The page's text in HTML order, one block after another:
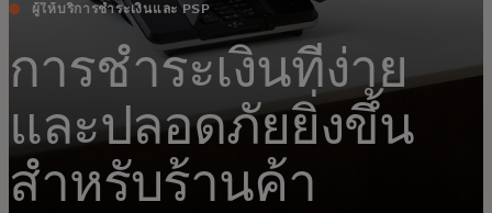
ผู้ให้บริการชำระเงินและ PSP
การชำระเงินที่ง่าย
และปลอดภัยยิ่งขึ้น
สำหรับร้านค้า